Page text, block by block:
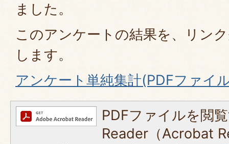
ました。
このアンケートの結果を、リン
します。
アンケート単純集計(PDFファイ
PDFファイルを閲
Reader（Acrobat